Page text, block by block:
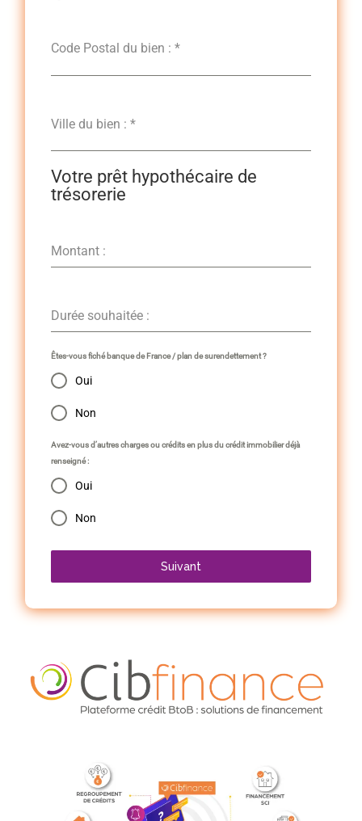
Code Postal du bien :*
Ville du bien :*
Votre prêt hypothécaire de
trésorerie
Montant :
Durée souhaitée :
Êtes-vous fiché banque de France / plan de surendettement ?
Oui
Non
Avez-vous d’autres charges ou crédits en plus du crédit immobilier déjà
renseigné :
Oui
Non
Suivant